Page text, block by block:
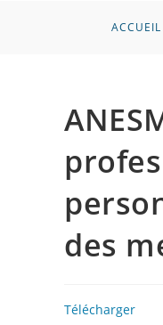
ACCUEIL
des
Télécharger